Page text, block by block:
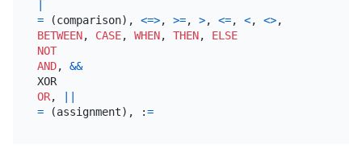
= (comparison), <=>, >=, >, <=, <, <>,
BETWEEN, CASE, WHEN, THEN, ELSE
NOT
AND, &&
XOR
OR,
= (assignment), :=